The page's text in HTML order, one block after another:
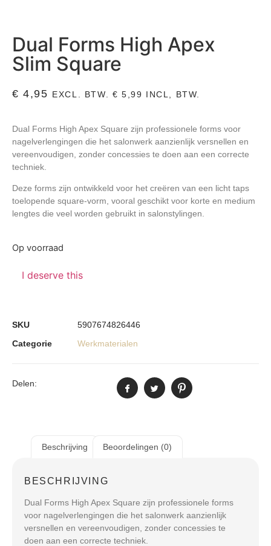
Dual Forms High Apex
Slim Square
€ 4,95 EXCL. BTW. € 5,99 INCL, BTW.
Dual Forms High Apex Square zijn professionele forms voor
nagelverlengingen die het salonwerk aanzienlijk versnellen en
vereenvoudigen, zonder concessies te doen aan een correcte
techniek.
Deze forms zijn ontwikkeld voor het creëren van een licht taps
toelopende square-vorm, vooral geschikt voor korte en medium
lengtes die veel worden gebruikt in salonstylingen.
Op voorraad
I deserve this
SKU
5907674826446
Categorie
Werkmaterialen
Delen:
Beschrijving Beoordelingen (0)
BESCHRIJVING
Dual Forms High Apex Square zijn professionele forms
voor nagelverlengingen die het salonwerk aanzienlijk
versnellen en vereenvoudigen, zonder concessies te
doen aan een correcte techniek.